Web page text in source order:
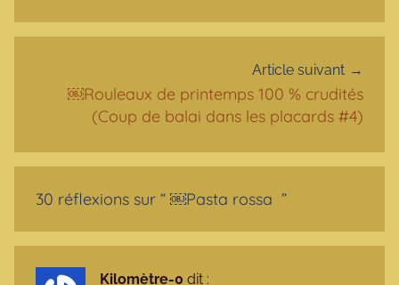
Article suivant
￼Rouleaux de printemps 100 % crudités
(Coup de balai dans les placards #4)
30 réflexions sur “ ￼Pasta rossa ”
Kilomètre-0 dit :